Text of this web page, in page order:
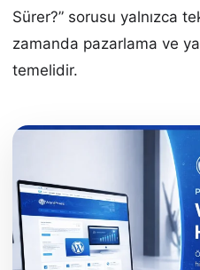
Sürer?” sorusu yalnızca
zamanda pazarlama ve
temelidir.